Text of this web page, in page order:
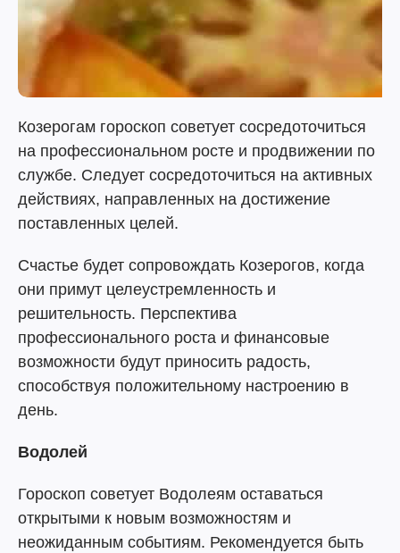
Козерогам гороскоп советует сосредоточиться
на профессиональном росте и продвижении по
службе. Следует сосредоточиться на активных
действиях, направленных на достижение
поставленных целей.
Счастье будет сопровождать Козерогов, когда
они примут целеустремленность и
решительность. Перспектива
профессионального роста и финансовые
возможности будут приносить радость,
способствуя положительному настроению в
день.
Водолей
Гороскоп советует Водолеям оставаться
открытыми к новым возможностям и
неожиданным событиям. Рекомендуется быть